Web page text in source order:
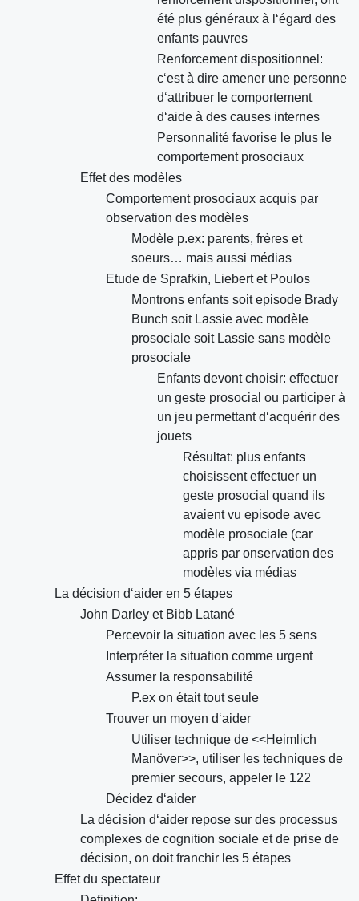
été plus généraux à l‘égard des
enfants pauvres
Renforcement dispositionnel:
c‘est à dire amener une personne
d‘attribuer le comportement
d‘aide à des causes internes
Personnalité favorise le plus le
comportement prosociaux
Effet des modèles
Comportement prosociaux acquis par
observation des modèles
Modèle p.ex: parents, frères et
soeurs… mais aussi médias
Etude de Sprafkin, Liebert et Poulos
Montrons enfants soit episode Brady
Bunch soit Lassie avec modèle
prosociale soit Lassie sans modèle
prosociale
Enfants devont choisir: effectuer
un geste prosocial ou participer à
un jeu permettant d‘acquérir des
jouets
Résultat: plus enfants
choisissent effectuer un
geste prosocial quand ils
avaient vu episode avec
modèle prosociale (car
appris par onservation des
modèles via médias
La décision d‘aider en 5 étapes
John Darley et Bibb Latané
Percevoir la situation avec les 5 sens
Interpréter la situation comme urgent
Assumer la responsabilité
P.ex on était tout seule
Trouver un moyen d‘aider
Utiliser technique de <<Heimlich
Manöver>>, utiliser les techniques de
premier secours, appeler le 122
Décidez d‘aider
La décision d‘aider repose sur des processus
complexes de cognition sociale et de prise de
décision, on doit franchir les 5 étapes
Effet du spectateur